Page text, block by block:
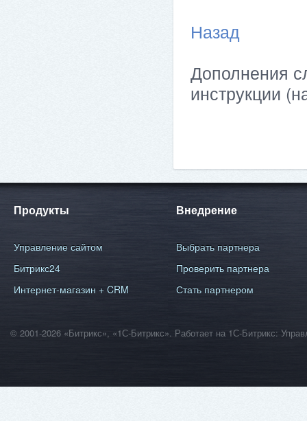
Назад
Дополнения
инструкции
Продукты
Управление сайтом
Битрикс24
Интернет-магазин + CRM
Внедрение
Выбрать партнера
Проверить партнера
Стать партнером
© 2001-2026 «Битрикс», «1С-Битрикс». Работает на 1С-Битрикс: